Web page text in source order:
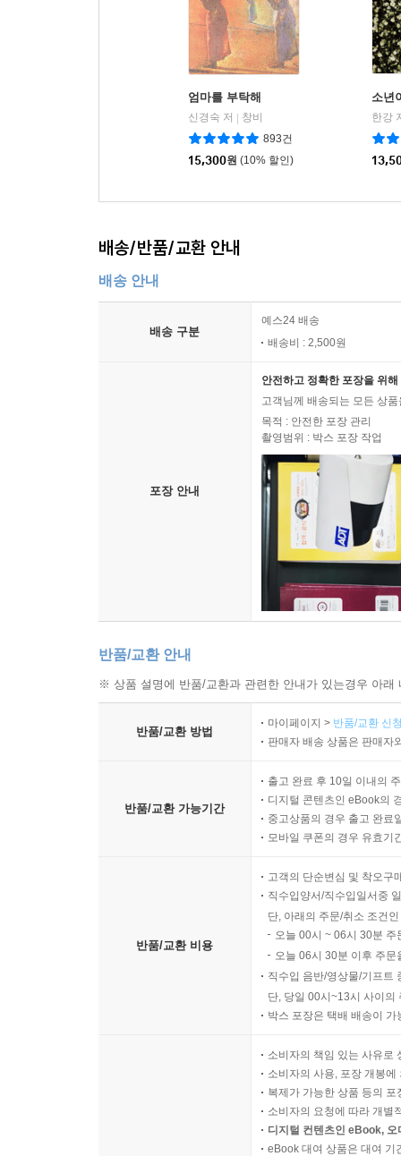
엄마를 부탁해
신경숙 저
창비
893건
15,300원 (10% 할인)
소년
한강
배송/반품/교환 안내
배송 안내
배송 구분
예스24 배송
배송비 : 2,500원
포장 안내
안전하고 정확한 포장을 위
고객님께 배송되는 모든 상
목적 : 안전한 포장 관리
촬영범위 : 박스 포장 작업
반품/교환 안내
※ 상품 설명에 반품/교환과 관련한 안내가 있는경우 아
반품/교환 방법
마이페이지 > 반품/교환 신
판매자 배송 상품은 판매자
반품/교환 가능기간
출고 완료 후 10일 이내의
디지털 콘텐츠인 eBook의
중고상품의 경우 출고 완료
모바일 쿠폰의 경우 유효기
반품/교환 비용
고객의 단순변심 및 착오구
직수입양서/직수입일서중
단, 아래의 주문/취소 조건
오늘 00시 ~ 06시 30분
오늘 06시 30분 이후 주
직수입 음반/영상물/기프트
단, 당일 00시~13시 사이의
박스 포장은 택배 배송이
소비자의 책임 있는 사유로
소비자의 사용, 포장 개봉
복제가 가능한 상품 등의
소비자의 요청에 따라 개별
디지털 컨텐츠인 eBook,
eBook 대여 상품은 대여 기